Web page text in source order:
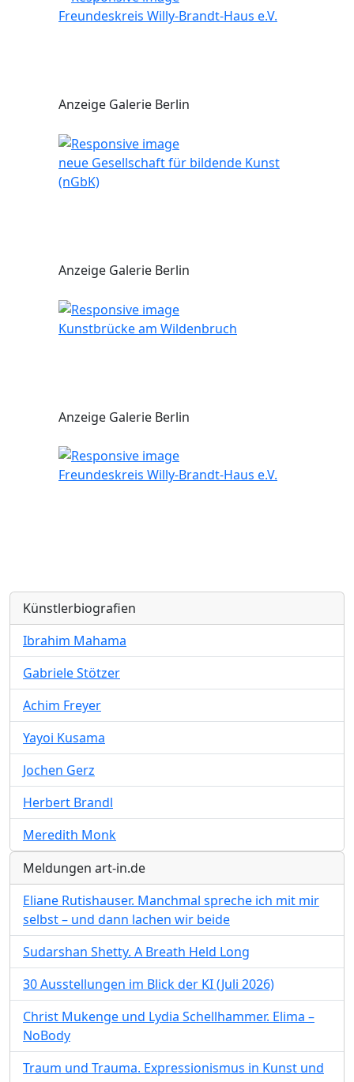
Freundeskreis Willy-Brandt-Haus e.V.
Anzeige Galerie Berlin
neue Gesellschaft für bildende Kunst
(nGbK)
Anzeige Galerie Berlin
Kunstbrücke am Wildenbruch
Anzeige Galerie Berlin
Freundeskreis Willy-Brandt-Haus e.V.
Künstlerbiografien
Ibrahim Mahama
Gabriele Stötzer
Achim Freyer
Yayoi Kusama
Jochen Gerz
Herbert Brandl
Meredith Monk
Meldungen art-in.de
Eliane Rutishauser. Manchmal spreche ich mit mir
selbst – und dann lachen wir beide
Sudarshan Shetty. A Breath Held Long
30 Ausstellungen im Blick der KI (Juli 2026)
Christ Mukenge und Lydia Schellhammer. Elima –
NoBody
Traum und Trauma. Expressionismus in Kunst und